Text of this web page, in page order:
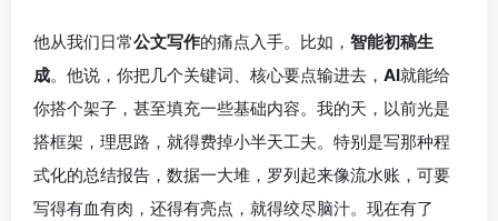
他从我们日常公文写作的痛点入手。比如， 智能初稿生
成。他说，你把几个关键词、核心要点输进去， AI就能给
你搭个架子，甚至填充一些基础内容。我的天，以前光是
搭框架，理思路，就得费掉小半天工夫。特别是写那种程
式化的总结报告，数据一大堆，罗列起来像流水账，可要
写得有血有肉，还得有亮点，就得绞尽脑汁。现在有了